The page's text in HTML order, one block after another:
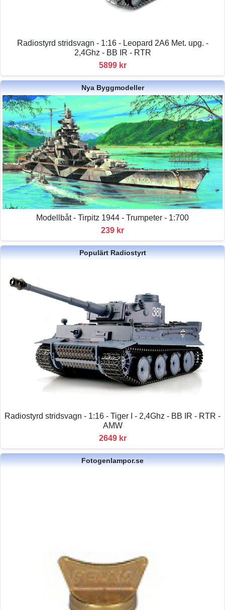
Radiostyrd stridsvagn - 1:16 - Leopard 2A6 Met. upg. -
2,4Ghz - BB IR - RTR
5899 kr
Nya Byggmodeller
Modellbåt - Tirpitz 1944 - Trumpeter - 1:700
239 kr
Populärt Radiostyrt
Radiostyrd stridsvagn - 1:16 - Tiger I - 2,4Ghz - BB IR - RTR -
AMW
2649 kr
Fotogenlampor.se